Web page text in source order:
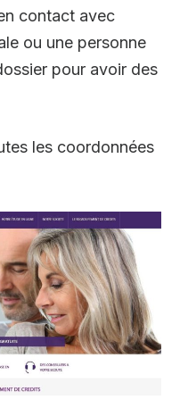
contact avec
ou une personne
pour avoir des
les coordonnées